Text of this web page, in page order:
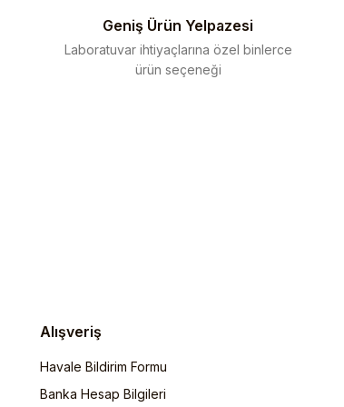
Geniş Ürün Yelpazesi
Laboratuvar ihtiyaçlarına özel binlerce
ürün seçeneği
Alışveriş
Havale Bildirim Formu
Banka Hesap Bilgileri